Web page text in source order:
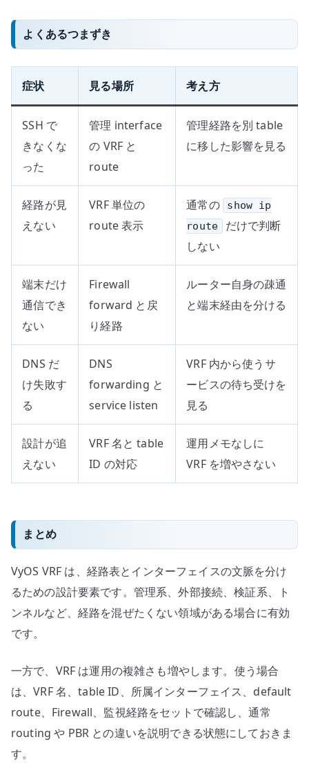
よくあるつまずき
症状 見る場所 考え方
SSH で
きなくな
った
管理 interface
の VRF と
route
管理経路を別 table
に移した影響を見る
経路が見
えない
VRF 単位の
route 表示
通常の
show ip
route
だけで判断
しない
端末だけ
通信でき
ない
Firewall
forward と戻
り経路
ルーター自身の疎通
と端末経由を分ける
DNS だ
け失敗す
る
DNS
forwarding と
service listen
VRF 内から使うサ
ービスの待ち受けを
見る
設計が追
えない
VRF 名と table
ID の対応
運用メモなしに
VRF を増やさない
まとめ
VyOS VRF は、経路表とインターフェイスの文脈を分け
るための設計要素です。管理系、外部接続、検証系、ト
ンネルなど、経路を混ぜたくない領域がある場合に有効
です。
一方で、VRF は運用の複雑さも増やします。使う場合
は、VRF 名、table ID、所属インターフェイス、default
route、Firewall、監視経路をセットで確認し、通常
routing や PBR との違いを説明できる状態にしておきま
す。